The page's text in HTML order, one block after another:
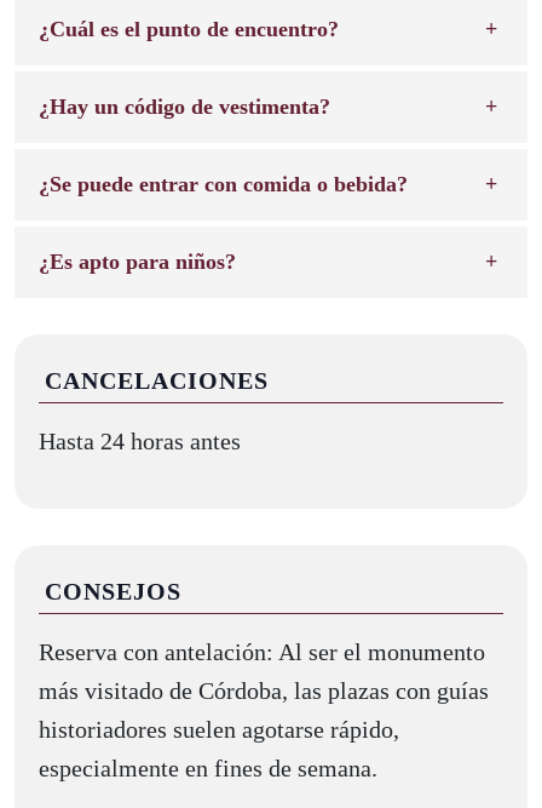
¿Cuál es el punto de encuentro?
¿Hay un código de vestimenta?
¿Se puede entrar con comida o bebida?
¿Es apto para niños?
CANCELACIONES
Hasta 24 horas antes
CONSEJOS
Reserva con antelación: Al ser el monumento
más visitado de Córdoba, las plazas con guías
historiadores suelen agotarse rápido,
especialmente en fines de semana.